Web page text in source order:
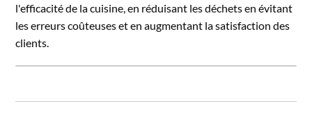
l'efficacité de la cuisine, en réduisant les déchets en évitant
les erreurs coûteuses et en augmentant la satisfaction des
clients.